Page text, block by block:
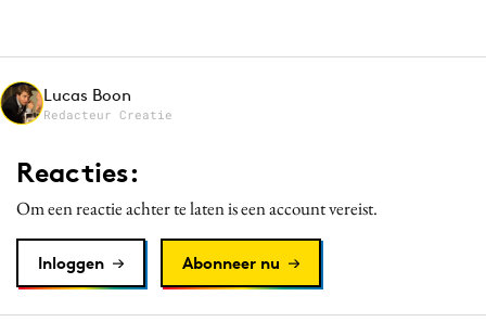
Martech
Media
PR
Programmatic
Purpose Marketing
Reputatie & crisis
Lucas Boon
Redacteur Creatie
Reacties:
Om een reactie achter te laten is een account vereist.
Inloggen Abonneer nu